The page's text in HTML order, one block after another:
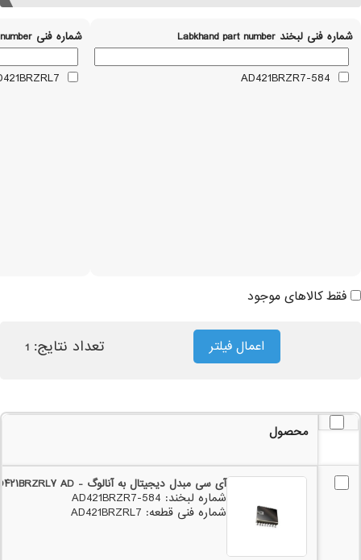
شماره فنی لبخند Labkhand part number شماره فنی Part number
فقط کالاهای موجود
اعمال فیلتر تعداد نتایج:1
محصول
آی سی مبدل دیجیتال به آنالوگ - AD۴۲۱BRZRL۷ AD
شماره لبخند: 584-AD421BRZR7
شماره فنی قطعه: AD421BRZRL7